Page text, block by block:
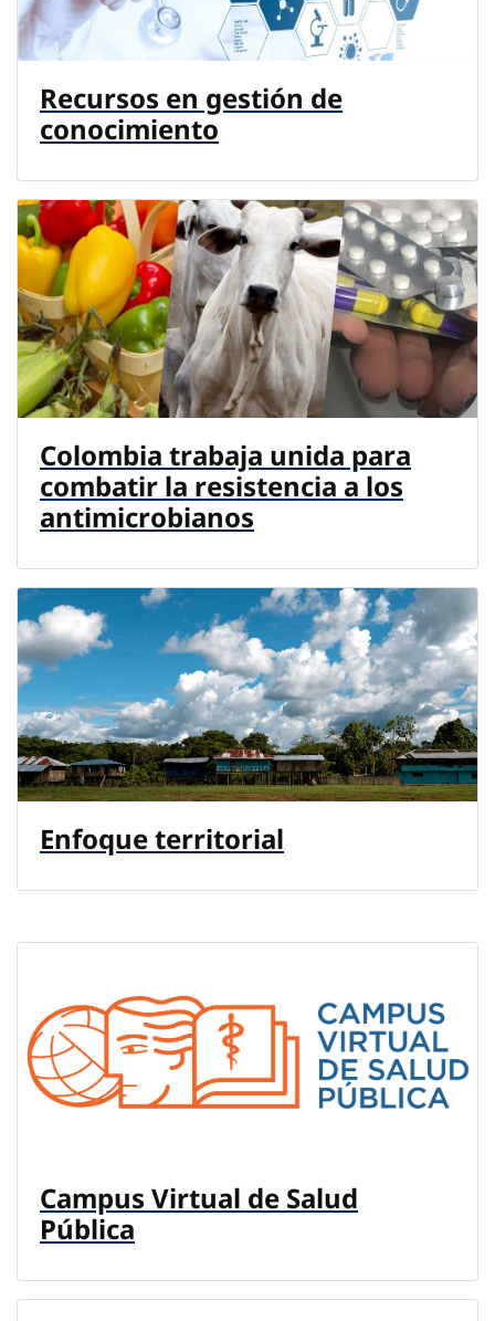
Recursos en gestión de
conocimiento
Colombia trabaja unida para
combatir la resistencia a los
antimicrobianos
Enfoque territorial
Campus Virtual de Salud
Pública